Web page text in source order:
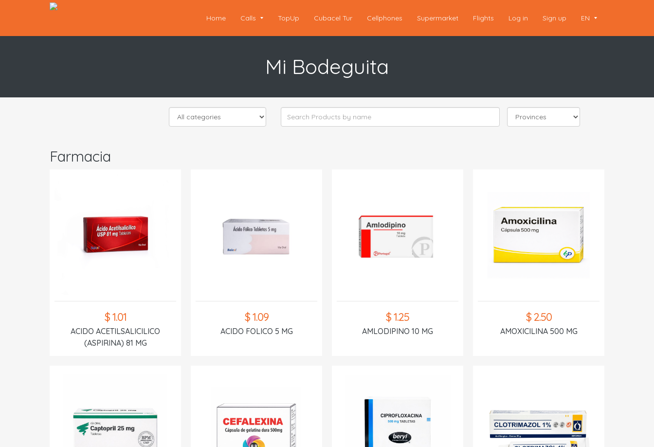
Home Calls TopUp Cubacel Tur Cellphones Supermarket Flights Log in Sign up EN
Mi Bodeguita
Farmacia
$ 1.01
ACIDO ACETILSALICILICO
(ASPIRINA) 81 MG
$ 1.09
ACIDO FOLICO 5 MG
$ 1.25
AMLODIPINO 10 MG
$ 2.50
AMOXICILINA 500 MG